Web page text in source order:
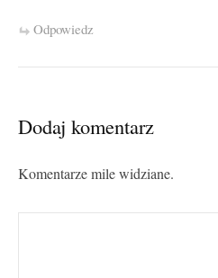
Odpowiedz
Dodaj komentarz
Komentarze mile widziane.